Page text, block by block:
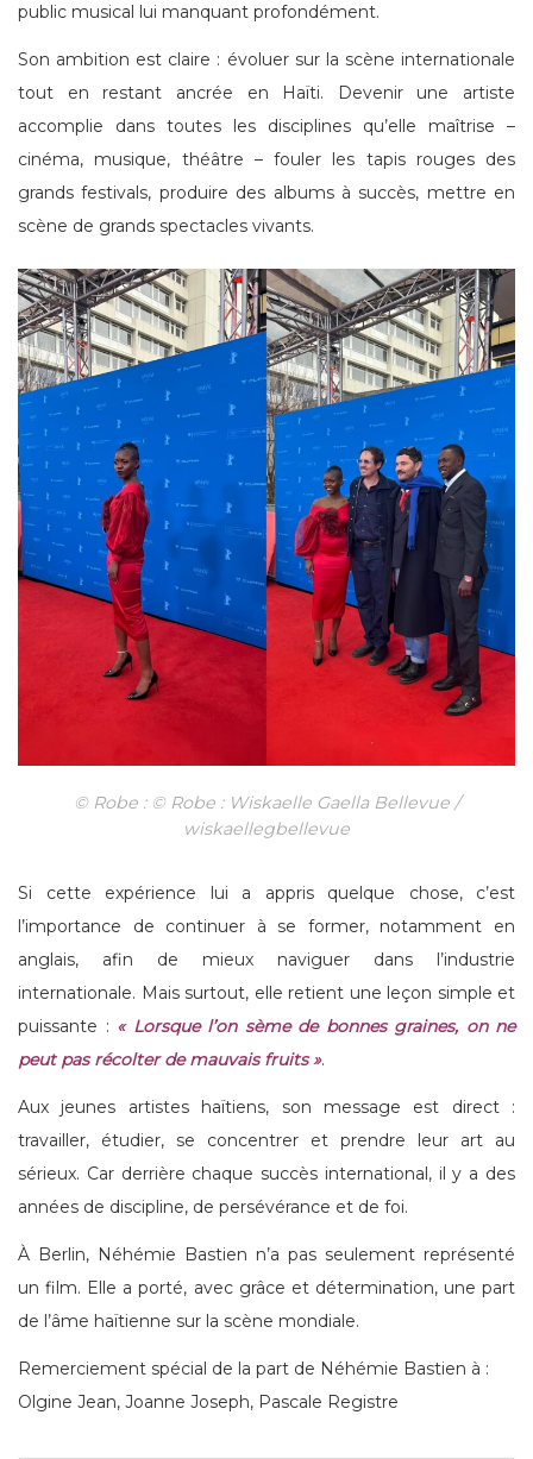
public musical lui manquant profondément.
Son ambition est claire : évoluer sur la scène internationale
tout en restant ancrée en Haïti. Devenir une artiste
accomplie dans toutes les disciplines qu’elle maîtrise –
cinéma, musique, théâtre – fouler les tapis rouges des
grands festivals, produire des albums à succès, mettre en
scène de grands spectacles vivants.
© Robe : © Robe : Wiskaelle Gaella Bellevue /
wiskaellegbellevue
Si cette expérience lui a appris quelque chose, c’est
l’importance de continuer à se former, notamment en
anglais, afin de mieux naviguer dans l’industrie
internationale. Mais surtout, elle retient une leçon simple et
puissante : « Lorsque l’on sème de bonnes graines, on ne
peut pas récolter de mauvais fruits ».
Aux jeunes artistes haïtiens, son message est direct :
travailler, étudier, se concentrer et prendre leur art au
sérieux. Car derrière chaque succès international, il y a des
années de discipline, de persévérance et de foi.
À Berlin, Néhémie Bastien n’a pas seulement représenté
un film. Elle a porté, avec grâce et détermination, une part
de l’âme haïtienne sur la scène mondiale.
Remerciement spécial de la part de Néhémie Bastien à :
Olgine Jean, Joanne Joseph, Pascale Registre